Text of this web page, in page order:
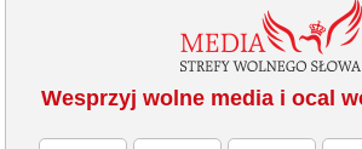
Wesprzyj wolne media i ocal